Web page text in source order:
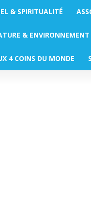
& SPIRITUALITÉ
& ENVIRONNEMENT
4 COINS DU MONDE